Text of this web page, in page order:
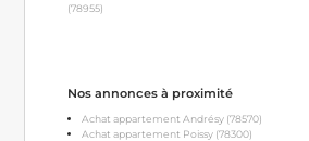
(78955)
Nos annonces à proximité
Achat appartement Andrésy (78570)
Achat appartement Poissy (78300)